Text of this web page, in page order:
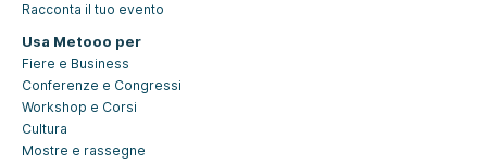
Racconta il tuo evento
Usa Metooo per
Fiere e Business
Conferenze e Congressi
Workshop e Corsi
Cultura
Mostre e rassegne